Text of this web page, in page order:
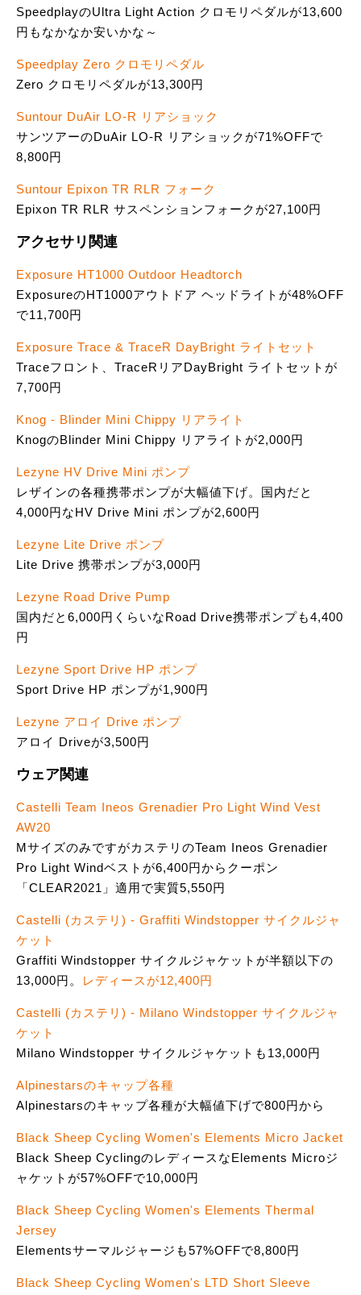
SpeedplayのUltra Light Action クロモリペダルが13,600
円もなかなか安いかな～
Speedplay Zero クロモリペダル
Zero クロモリペダルが13,300円
Suntour DuAir LO-R リアショック
サンツアーのDuAir LO-R リアショックが71%OFFで
8,800円
Suntour Epixon TR RLR フォーク
Epixon TR RLR サスペンションフォークが27,100円
アクセサリ関連
Exposure HT1000 Outdoor Headtorch
ExposureのHT1000アウトドア ヘッドライトが48%OFF
で11,700円
Exposure Trace & TraceR DayBright ライトセット
Traceフロント、TraceRリアDayBright ライトセットが
7,700円
Knog - Blinder Mini Chippy リアライト
KnogのBlinder Mini Chippy リアライトが2,000円
Lezyne HV Drive Mini ポンプ
レザインの各種携帯ポンプが大幅値下げ。国内だと
4,000円なHV Drive Mini ポンプが2,600円
Lezyne Lite Drive ポンプ
Lite Drive 携帯ポンプが3,000円
Lezyne Road Drive Pump
国内だと6,000円くらいなRoad Drive携帯ポンプも4,400
円
Lezyne Sport Drive HP ポンプ
Sport Drive HP ポンプが1,900円
Lezyne アロイ Drive ポンプ
アロイ Driveが3,500円
ウェア関連
Castelli Team Ineos Grenadier Pro Light Wind Vest
AW20
MサイズのみですがカステリのTeam Ineos Grenadier
Pro Light Windベストが6,400円からクーポン
「CLEAR2021」適用で実質5,550円
Castelli (カステリ) - Graffiti Windstopper サイクルジャ
ケット
Graffiti Windstopper サイクルジャケットが半額以下の
13,000円。
レディースが12,400円
Castelli (カステリ) - Milano Windstopper サイクルジャ
ケット
Milano Windstopper サイクルジャケットも13,000円
Alpinestarsのキャップ各種
Alpinestarsのキャップ各種が大幅値下げで800円から
Black Sheep Cycling Women's Elements Micro Jacket
Black Sheep CyclingのレディースなElements Microジ
ャケットが57%OFFで10,000円
Black Sheep Cycling Women's Elements Thermal
Jersey
Elementsサーマルジャージも57%OFFで8,800円
Black Sheep Cycling Women's LTD Short Sleeve